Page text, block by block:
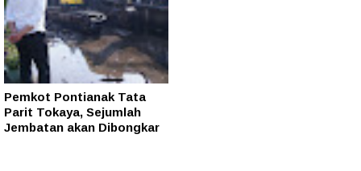
Pemkot Pontianak Tata
Parit Tokaya, Sejumlah
Jembatan akan Dibongkar